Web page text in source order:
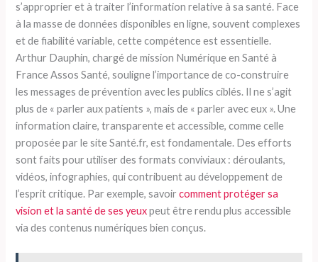
s’approprier et à traiter l’information relative à sa santé. Face
à la masse de données disponibles en ligne, souvent complexes
et de fiabilité variable, cette compétence est essentielle.
Arthur Dauphin, chargé de mission Numérique en Santé à
France Assos Santé, souligne l’importance de co-construire
les messages de prévention avec les publics ciblés. Il ne s’agit
plus de « parler aux patients », mais de « parler avec eux ». Une
information claire, transparente et accessible, comme celle
proposée par le site Santé.fr, est fondamentale. Des efforts
sont faits pour utiliser des formats conviviaux : déroulants,
vidéos, infographies, qui contribuent au développement de
l’esprit critique. Par exemple, savoircomment protéger sa
vision et la santé de ses yeuxpeut être rendu plus accessible
via des contenus numériques bien conçus.